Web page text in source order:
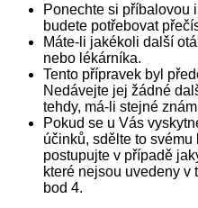
Ponechte si příbalovou
budete potřebovat
Máte-li jakékoli další
nebo lékárníka.
Tento přípravek byl
Nedávejte jej žádné
tehdy, má-li stejné
Pokud se u Vás
účinků, sdělte to
postupujte v případě
které nejsou uvedeny v
bod 4.